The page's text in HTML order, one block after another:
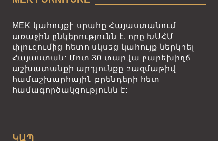
MEK կահույքի սրահը Հայաստանում
առաջին ընկերությունն է, որը ԽՍՀՄ
փլուզումից հետո սկսեց կահույք ներկրել
Հայաստան: Մոտ 30 տարվա բարեխիղճ
աշխատանքի արդյունքը բազմաթիվ
համաշխարհային բրենդերի հետ
համագործակցությունն է:
ԿԱՊ